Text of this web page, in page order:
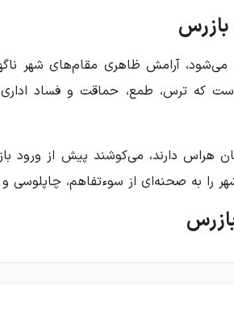
آرامش ظاهری مقام‌های شهر
که ترس، طمع، حماقت و فساد اداری
هراس دارند، می‌کوشند پیش از ورود
را به صحنه‌ای از سوءتفاهم،